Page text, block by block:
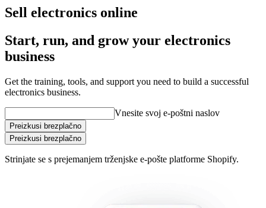
Sell electronics online
Start, run, and grow your electronics
business
Get the training, tools, and support you need to build a successful
electronics business.
Vnesite svoj e-poštni naslov
Preizkusi brezplačno
Preizkusi brezplačno
Strinjate se s prejemanjem trženjske e-pošte platforme Shopify.